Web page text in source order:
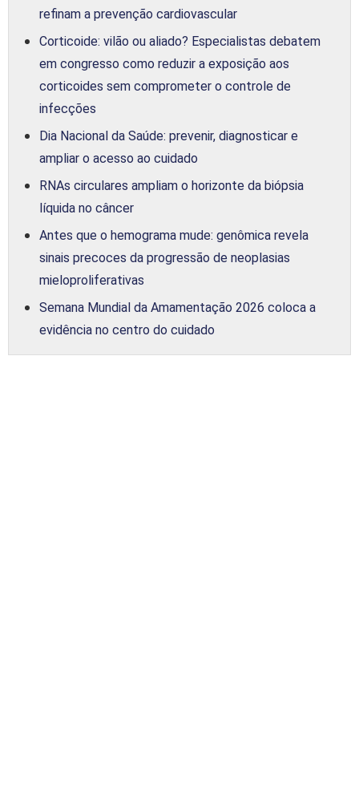
refinam a prevenção cardiovascular
Corticoide: vilão ou aliado? Especialistas debatem
em congresso como reduzir a exposição aos
corticoides sem comprometer o controle de
infecções
Dia Nacional da Saúde: prevenir, diagnosticar e
ampliar o acesso ao cuidado
RNAs circulares ampliam o horizonte da biópsia
líquida no câncer
Antes que o hemograma mude: genômica revela
sinais precoces da progressão de neoplasias
mieloproliferativas
Semana Mundial da Amamentação 2026 coloca a
evidência no centro do cuidado